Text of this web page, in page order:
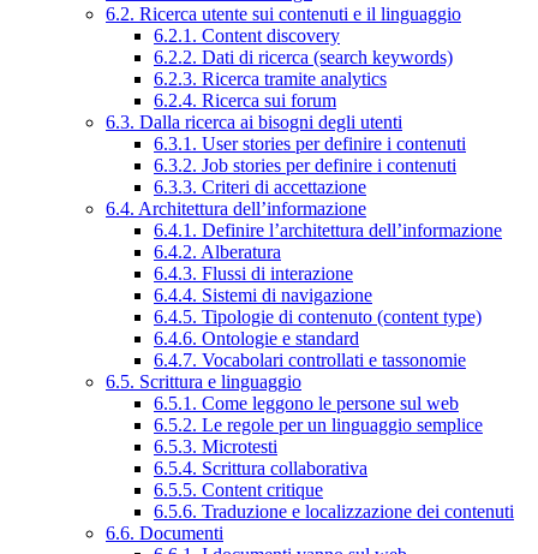
6.2. Ricerca utente sui contenuti e il linguaggio
6.2.1. Content discovery
6.2.2. Dati di ricerca (search keywords)
6.2.3. Ricerca tramite analytics
6.2.4. Ricerca sui forum
6.3. Dalla ricerca ai bisogni degli utenti
6.3.1. User stories per definire i contenuti
6.3.2. Job stories per definire i contenuti
6.3.3. Criteri di accettazione
6.4. Architettura dell’informazione
6.4.1. Definire l’architettura dell’informazione
6.4.2. Alberatura
6.4.3. Flussi di interazione
6.4.4. Sistemi di navigazione
6.4.5. Tipologie di contenuto (content type)
6.4.6. Ontologie e standard
6.4.7. Vocabolari controllati e tassonomie
6.5. Scrittura e linguaggio
6.5.1. Come leggono le persone sul web
6.5.2. Le regole per un linguaggio semplice
6.5.3. Microtesti
6.5.4. Scrittura collaborativa
6.5.5. Content critique
6.5.6. Traduzione e localizzazione dei contenuti
6.6. Documenti